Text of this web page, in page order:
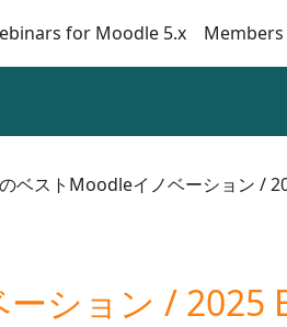
for Moodle 5.x Members
ベストMoodleイノベーション /
ション /